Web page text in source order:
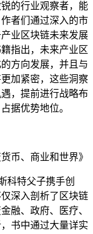
的行业观察者，能
者们通过深入的市
业区块链未来发展
指出，未来产业区
方向发展，并且与
加紧密，这些洞察
，提前进行战略布
据优势地位。
币、商业和世界》
科特父子携手创
深入剖析了区块链
融、政府、医疗、
书中通过大量详实